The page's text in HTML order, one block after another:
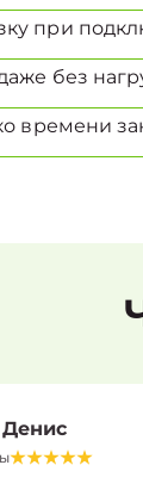
при
без
времени